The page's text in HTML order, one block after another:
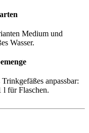
Medium und
Wasser.
anpassbar:
l für Flaschen.